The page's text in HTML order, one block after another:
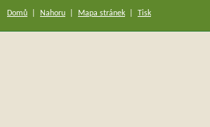
Domů Nahoru Mapa stránek Tisk